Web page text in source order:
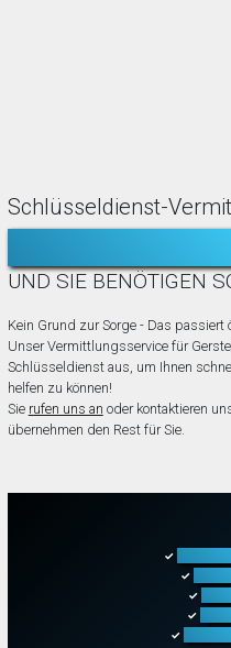
Schlüsseldienst-
TÜR
UND SIE BENÖTIGEN
Kein Grund zur Sorge - Das passiert
Unser Vermittlungsservice für
Schlüsseldienst aus, um Ihnen
helfen zu können!
Sie rufen uns an oder kontaktieren
übernehmen den Rest für Sie.
✓
✓
✓
✓
✓